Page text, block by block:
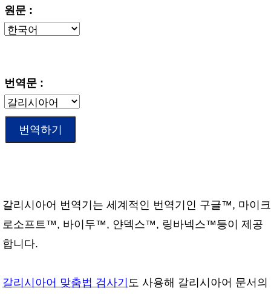
원문 :
번역문 :
갈리시아어 번역기는 세계적인 번역기인 구글™, 마이크
로소프트™, 바이두™, 얀덱스™, 링바넥스™등이 제공
합니다.
갈리시아어 맞춤법 검사기 도 사용해 갈리시아어 문서의